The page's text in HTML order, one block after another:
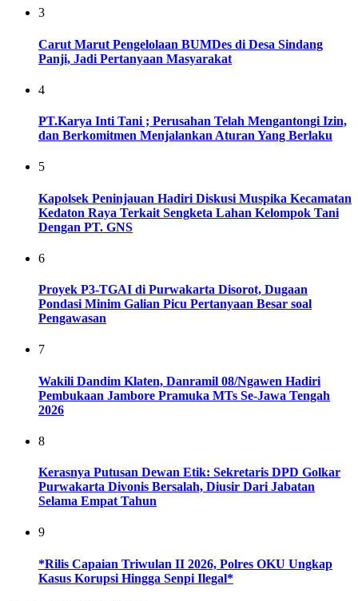
3
Carut Marut Pengelolaan BUMDes di Desa Sindang
Panji, Jadi Pertanyaan Masyarakat
4
PT.Karya Inti Tani ; Perusahan Telah Mengantongi Izin,
dan Berkomitmen Menjalankan Aturan Yang Berlaku
5
Kapolsek Peninjauan Hadiri Diskusi Muspika Kecamatan
Kedaton Raya Terkait Sengketa Lahan Kelompok Tani
Dengan PT. GNS
6
Proyek P3-TGAI di Purwakarta Disorot, Dugaan
Pondasi Minim Galian Picu Pertanyaan Besar soal
Pengawasan
7
Wakili Dandim Klaten, Danramil 08/Ngawen Hadiri
Pembukaan Jambore Pramuka MTs Se-Jawa Tengah
2026
8
Kerasnya Putusan Dewan Etik: Sekretaris DPD Golkar
Purwakarta Divonis Bersalah, Diusir Dari Jabatan
Selama Empat Tahun
9
*Rilis Capaian Triwulan II 2026, Polres OKU Ungkap
Kasus Korupsi Hingga Senpi Ilegal*